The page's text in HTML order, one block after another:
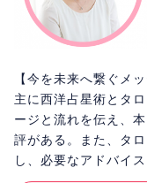
【今を未来へ繋ぐメ
主に西洋占星術とタ
ージと流れを伝え、
評がある。また、タ
し、必要なアドバイ